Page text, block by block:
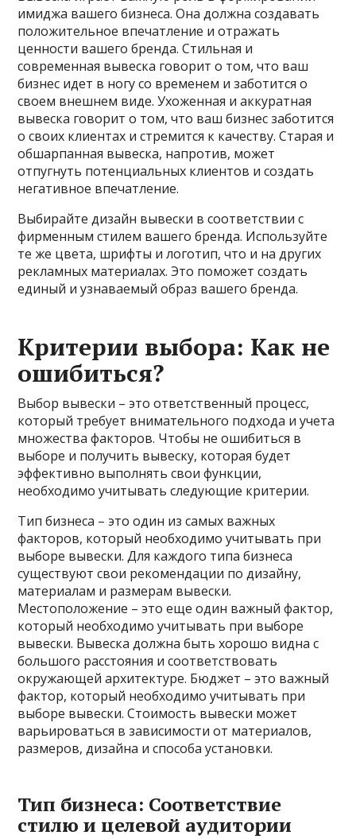
имиджа вашего бизнеса. Она должна создавать
положительное впечатление и отражать
ценности вашего бренда. Стильная и
современная вывеска говорит о том, что ваш
бизнес идет в ногу со временем и заботится о
своем внешнем виде. Ухоженная и аккуратная
вывеска говорит о том, что ваш бизнес заботится
о своих клиентах и стремится к качеству. Старая и
обшарпанная вывеска, напротив, может
отпугнуть потенциальных клиентов и создать
негативное впечатление.
Выбирайте дизайн вывески в соответствии с
фирменным стилем вашего бренда. Используйте
те же цвета, шрифты и логотип, что и на других
рекламных материалах. Это поможет создать
единый и узнаваемый образ вашего бренда.
Критерии выбора: Как не
ошибиться?
Выбор вывески – это ответственный процесс,
который требует внимательного подхода и учета
множества факторов. Чтобы не ошибиться в
выборе и получить вывеску, которая будет
эффективно выполнять свои функции,
необходимо учитывать следующие критерии.
Тип бизнеса – это один из самых важных
факторов, который необходимо учитывать при
выборе вывески. Для каждого типа бизнеса
существуют свои рекомендации по дизайну,
материалам и размерам вывески.
Местоположение – это еще один важный фактор,
который необходимо учитывать при выборе
вывески. Вывеска должна быть хорошо видна с
большого расстояния и соответствовать
окружающей архитектуре. Бюджет – это важный
фактор, который необходимо учитывать при
выборе вывески. Стоимость вывески может
варьироваться в зависимости от материалов,
размеров, дизайна и способа установки.
Тип бизнеса: Соответствие
стилю и целевой аудитории